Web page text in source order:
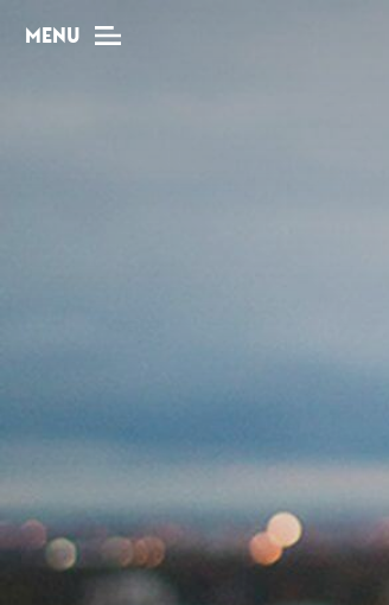
MENU
Newsletter